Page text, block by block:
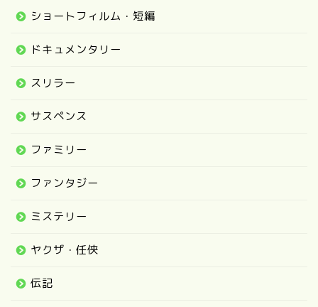
ショートフィルム・短編
ドキュメンタリー
スリラー
サスペンス
ファミリー
ファンタジー
ミステリー
ヤクザ・任侠
伝記